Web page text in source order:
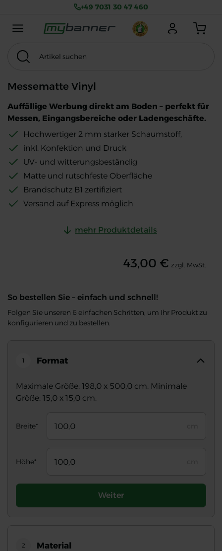
+49 7031 30 47 460
Anmelden Warenkorb
Menu mobile
MwSt. exkl.
Thema
Messematte Vinyl
Auffällige Werbung direkt am Boden – perfekt für
Messen, Eingangsbereiche oder Ladengeschäfte.
Hochwertiger 2 mm starker Schaumstoff,
inkl. Konfektion und Druck
UV- und witterungsbeständig
Matte und rutschfeste Oberfläche
Brandschutz B1 zertifiziert
Versand auf Express möglich
mehr Produktdetails
43,00 € zzgl. MwSt.
So bestellen Sie – einfach und schnell!
Folgen Sie unseren 6 einfachen Schritten, um Ihr Produkt zu
konfigurieren und zu bestellen.
1 Format
Maximale Größe: 198,0 x 500,0 cm. Minimale
Größe: 15,0 x 15,0 cm.
Breite*
Höhe*
Weiter
2 Material